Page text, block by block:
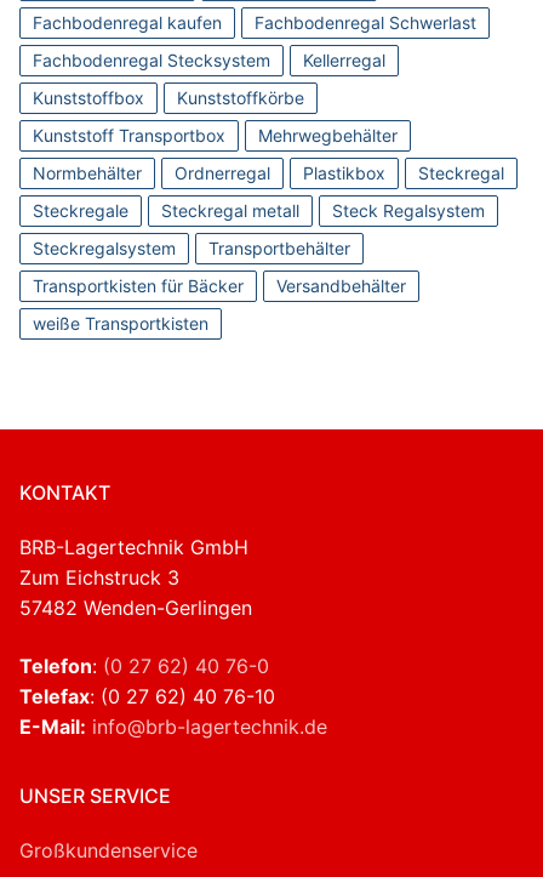
Fachbodenregal kaufen
Fachbodenregal Schwerlast
Fachbodenregal Stecksystem
Kellerregal
Kunststoffbox
Kunststoffkörbe
Kunststoff Transportbox
Mehrwegbehälter
Normbehälter
Ordnerregal Plastikbox
Steckregal
Steckregale
Steckregal metall
Steck Regalsystem
Steckregalsystem
Transportbehälter
Transportkisten für Bäcker
Versandbehälter
weiße Transportkisten
KONTAKT
BRB-Lagertechnik GmbH
Zum Eichstruck 3
57482 Wenden-Gerlingen
Telefon: (0 27 62) 40 76-0
Telefax: (0 27 62) 40 76-10
E-Mail: info@brb-lagertechnik.de
UNSER SERVICE
Großkundenservice